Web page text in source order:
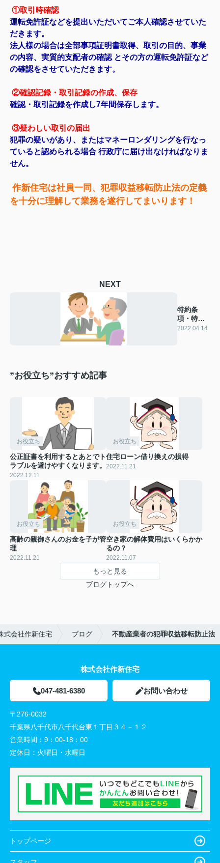
①取引時確認
運転免許証などを提出いただいてご本人確認させていた
だきます。
法人様の場合は全部事項証明書取得、取引の目的、事業
の内容、実質的支配者の確認 とその方の運転免許証など
の確認をさせていただきます。
②確認記録・取引記録の作成、保存
確認・取引記録を作成し7年間保存します。
③疑わしい取引の届出
犯罪の疑いがあり、またはマネーロンダリングを行なっ
ていると認められる場合 行政庁に届け出なければなりま
せん。
作新住宅は社員一同、犯罪収益移転防止法の定義
を十分に理解して業務を遂行してまいります！
NEXT
特約条
項・特記
事項
2022.04.14
”お役立ち”おすすめ記事
お役立ち
公正証書を利用するとあとでト
ラブルを避けやすくなります。
2022.12.11
お役立ち
住宅ローン借り換えの損得
2022.11.21
お役立ち
高齢の親御さんのお金を子が管
理
2022.11.21
お役立ち
空き家の解体費用はいくらかか
るの？
2022.11.07
もっと見る
ブログトップへ
式会社作新住宅 ブログ 不動産業者の犯罪収益移転防止法
株式会社作新住宅
047-481-6380 お問い合わせ
〒276-0032
千葉県八千代市八千代台東１丁目３４－１２
営業時間： 9：00-18：00
定休日： 火曜日・水曜日
トップページ